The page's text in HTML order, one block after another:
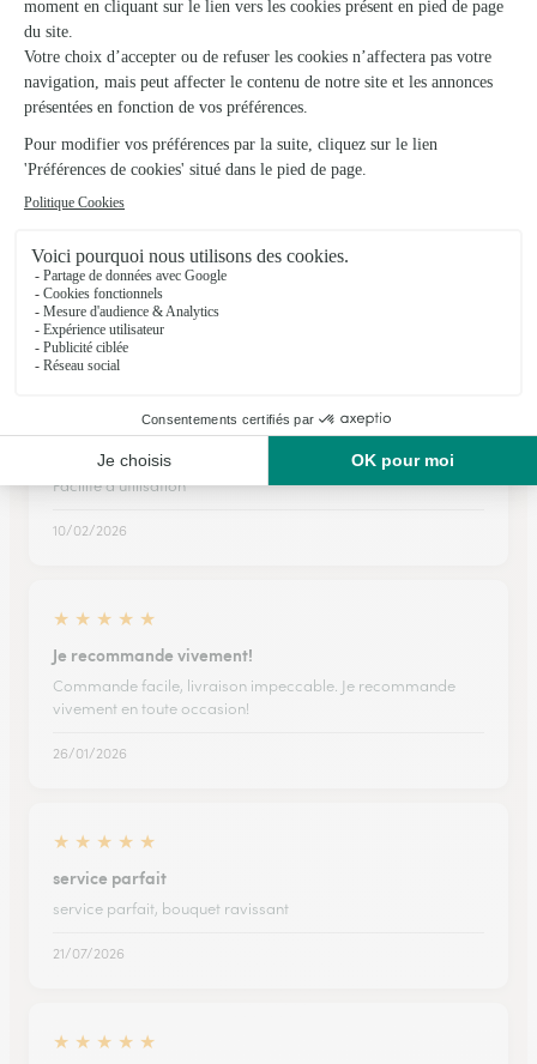
Domisse
La Ferte Sous Jouarre
★★★★ ★4.3 (80)
24, place de l'hôtel de Ville
Voir la boutique
Ils ont fait livrer des fleurs ou une plante à
Saint-Eugène
★
Facilité d'utilisation
Facilité d'utilisation
10/02/2026
★ ★ ★ ★ ★
Je recommande vivement!
Commande facile, livraison impeccable. Je recommande
vivement en toute occasion!
26/01/2026
★ ★ ★ ★ ★
service parfait
service parfait, bouquet ravissant
21/07/2026
★ ★ ★ ★ ★